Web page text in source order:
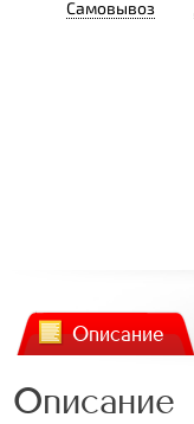
Самовывоз
Описание
Описание